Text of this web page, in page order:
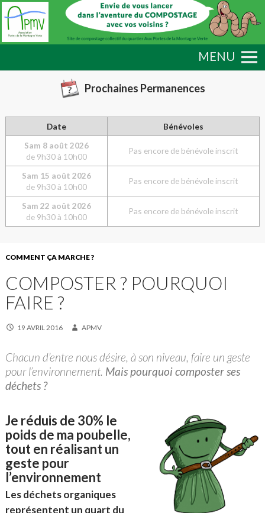
MENU
Prochaines Permanences
Date
Bénévoles
Sam 8 août 2026
de 9h30 à 10h00
Pas encore de bénévole inscrit
Sam 15 août 2026
de 9h30 à 10h00
Pas encore de bénévole inscrit
Sam 22 août 2026
de 9h30 à 10h00
Pas encore de bénévole inscrit
COMMENT ÇA MARCHE ?
COMPOSTER ? POURQUOI
FAIRE ?
19 AVRIL 2016 APMV
Chacun d’entre nous désire, à son niveau, faire un geste
pour l’environnement. Mais pourquoi composter ses
déchets ?
Je réduis de 30% le
poids de ma poubelle,
tout en réalisant un
geste pour
l’environnement
Les déchets organiques
représentent un quart du